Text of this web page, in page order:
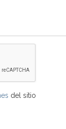
del sitio